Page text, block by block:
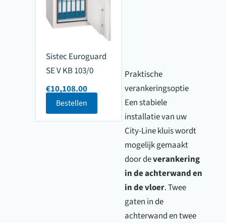
Praktische
verankeringsoptie
Een stabiele
installatie van uw
City-Line kluis wordt
mogelijk gemaakt
door deverankering
in de achterwand en
in de vloer. Twee
gaten in de
achterwand en twee
Sistec Euroguard
SE V KB 103/0
€10,108.00
Bestellen